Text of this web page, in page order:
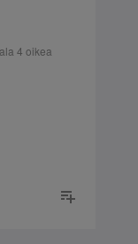
4 oikea